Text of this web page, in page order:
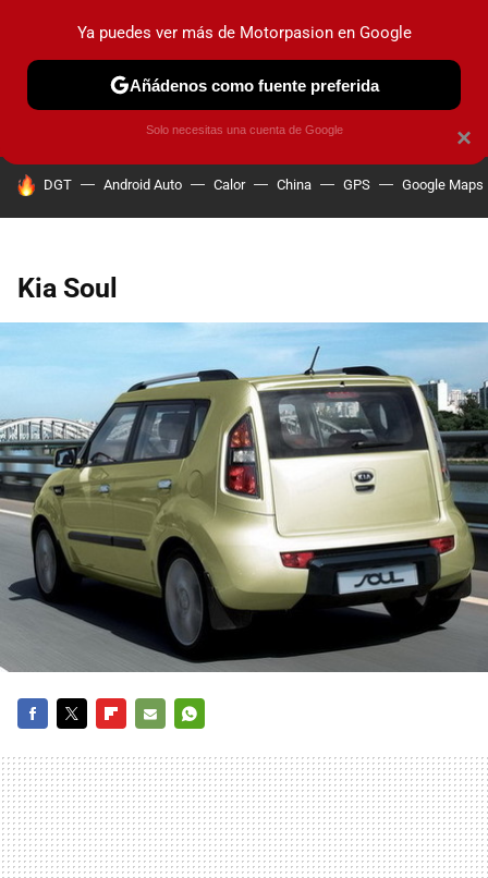
PRUEBAS COCHES ELÉCTRICOS OBSERVATORIO
HOY SE HABLA DE
DGT Android Auto Calor China GPS Google Maps
Kia Soul
MAIL
×
Ya puedes ver más de Motorpasion en Google
Añádenos como fuente preferida
Solo necesitas una cuenta de Google